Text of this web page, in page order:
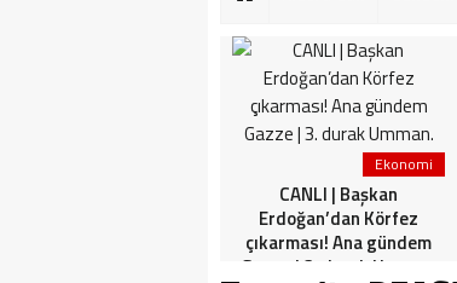
Ekonomi
CANLI | Başkan
Erdoğan’dan Körfez
çıkarması! Ana gündem
Gazze | 3. durak Umman.